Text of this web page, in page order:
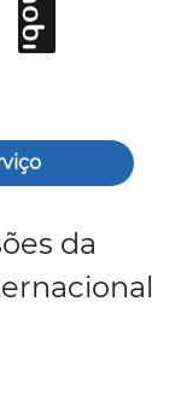
da